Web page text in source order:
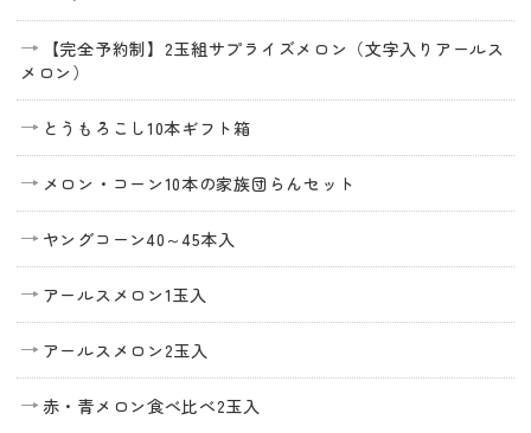
【完全予約制】2玉組サプライズメロン（文字入りアールス
メロン）
とうもろこし10本ギフト箱
メロン・コーン10本の家族団らんセット
ヤングコーン40～45本入
アールスメロン1玉入
アールスメロン2玉入
赤・青メロン食べ比べ2玉入